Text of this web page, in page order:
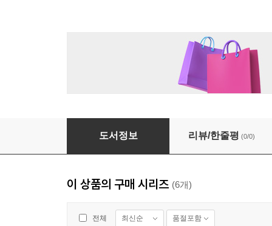
몬스터 내니 5
도서정보 리뷰/한줄평 (0/0)
이 상품의 구매 시리즈 (6개)
전체 최신순 품절포함